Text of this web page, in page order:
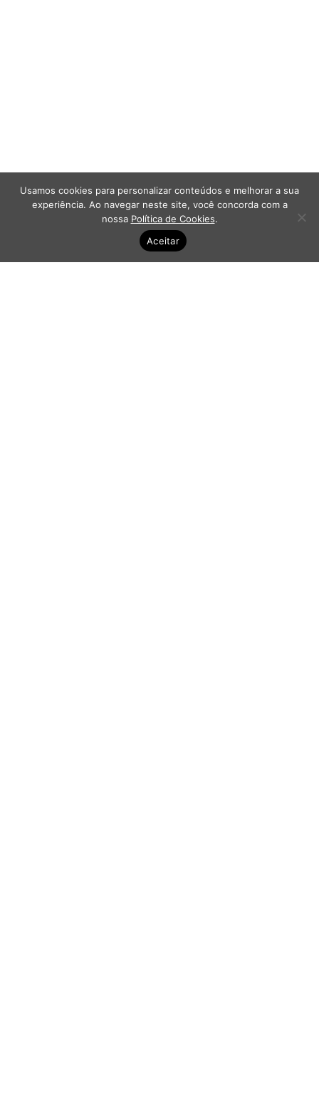
Usamos cookies para personalizar conteúdos e melhorar a sua
experiência. Ao navegar neste site, você concorda com a
nossa Política de Cookies.
Aceitar